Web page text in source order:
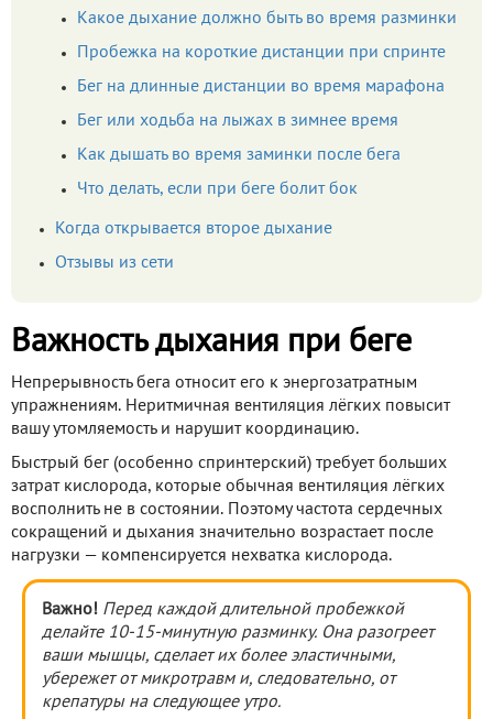
Какое дыхание должно быть во время разминки
Пробежка на короткие дистанции при спринте
Бег на длинные дистанции во время марафона
Бег или ходьба на лыжах в зимнее время
Как дышать во время заминки после бега
Что делать, если при беге болит бок
Когда открывается второе дыхание
Отзывы из сети
Важность дыхания при беге
Непрерывность бега относит его к энергозатратным
упражнениям. Неритмичная вентиляция лёгких повысит
вашу утомляемость и нарушит координацию.
Быстрый бег (особенно спринтерский) требует больших
затрат кислорода, которые обычная вентиляция лёгких
восполнить не в состоянии. Поэтому частота сердечных
сокращений и дыхания значительно возрастает после
нагрузки — компенсируется нехватка кислорода.
Важно! Перед каждой длительной пробежкой
делайте 10-15-минутную разминку. Она разогреет
ваши мышцы, сделает их более эластичными,
убережет от микротравм и, следовательно, от
крепатуры на следующее утро.